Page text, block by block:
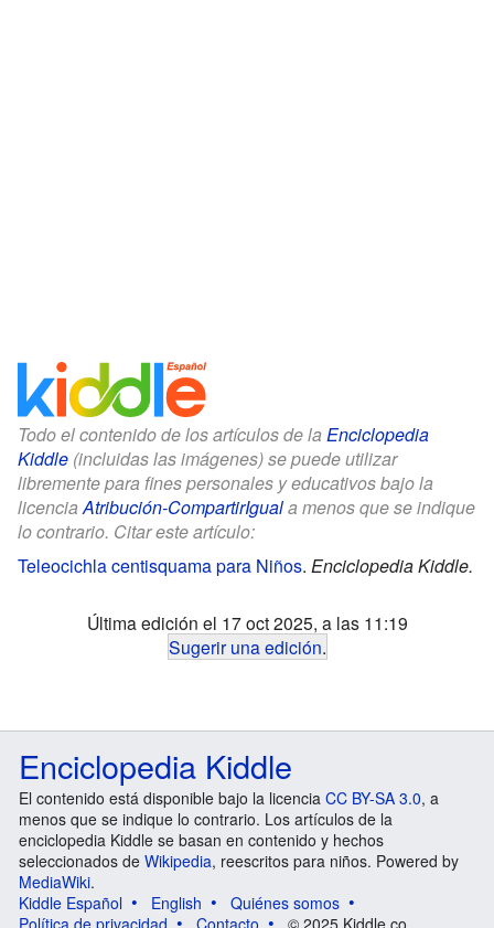
Todo el contenido de los artículos de la Enciclopedia
Kiddle (incluidas las imágenes) se puede utilizar
libremente para fines personales y educativos bajo la
licenciaAtribución-CompartirIguala menos que se indique
lo contrario. Citar este artículo:
Teleocichla centisquama para Niños. Enciclopedia Kiddle.
Última edición el 17 oct 2025, a las 11:19
Sugerir una edición.
Enciclopedia Kiddle
El contenido está disponible bajo la licencia CC BY-SA 3.0, a
menos que se indique lo contrario. Los artículos de la
enciclopedia Kiddle se basan en contenido y hechos
seleccionados de Wikipedia, reescritos para niños. Powered by
MediaWiki.
Kiddle Español
English
Quiénes somos
Política de privacidad
Contacto © 2025 Kiddle.co